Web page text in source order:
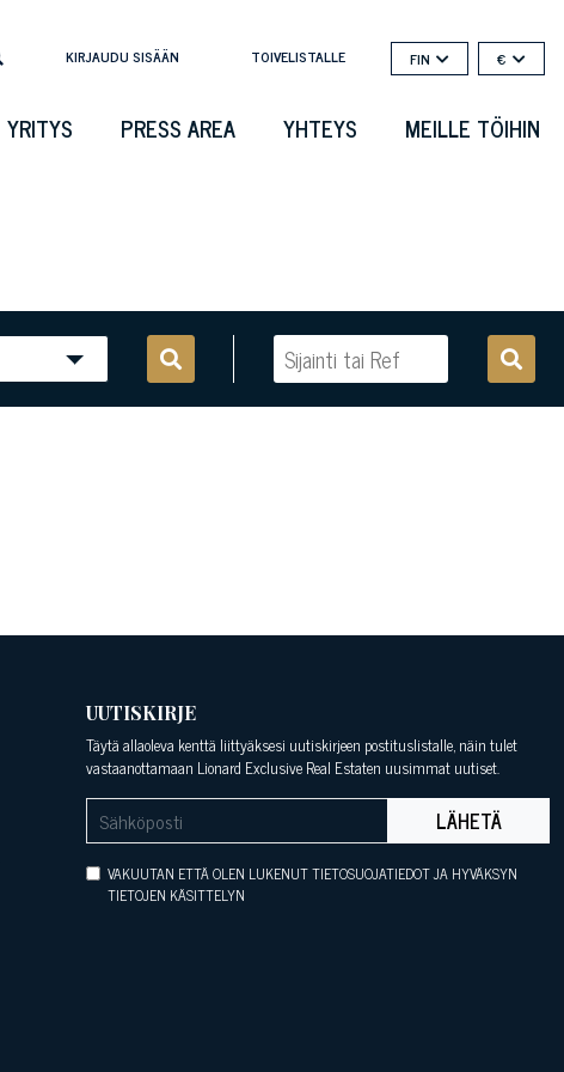
KIRJAUDU SISÄÄN TOIVELISTALLE FIN €
YRITYS PRESS AREA YHTEYS MEILLE TÖIHIN
UUTISKIRJE
Täytä allaoleva kenttä liittyäksesi uutiskirjeen postituslistalle, näin tulet
vastaanottamaan Lionard Exclusive Real Estaten uusimmat uutiset.
LÄHETÄ
VAKUUTAN ETTÄ OLEN LUKENUT TIETOSUOJATIEDOT JA HYVÄKSYN
TIETOJEN KÄSITTELYN